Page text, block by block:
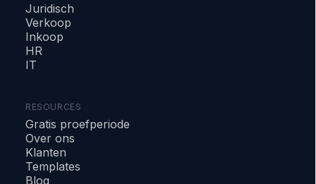
Juridisch
Verkoop
Inkoop
HR
IT
RESOURCES
Gratis proefperiode
Over ons
Klanten
Templates
Blog